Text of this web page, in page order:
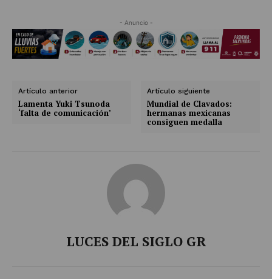
- Anuncio -
Artículo anterior
Lamenta Yuki Tsunoda
‘falta de comunicación’
Artículo siguiente
Mundial de Clavados:
hermanas mexicanas
consiguen medalla
LUCES DEL SIGLO GR